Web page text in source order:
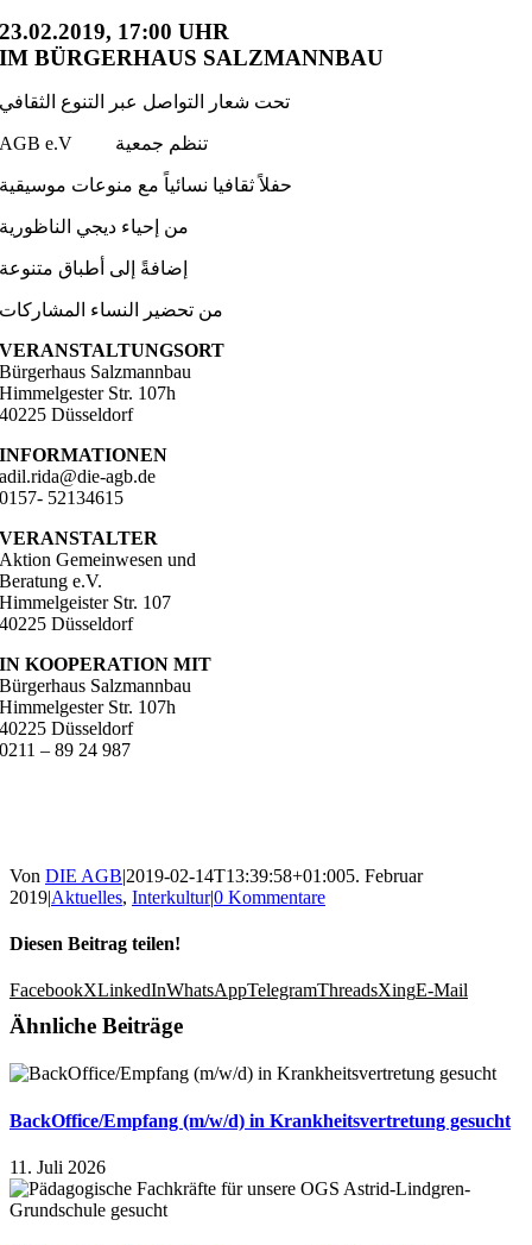
23.02.2019, 17:00 UHR
IM BÜRGERHAUS SALZMANNBAU
تحت شعار التواصل عبر التنوع الثقافي
AGB e.V تنظم جمعية
حفلاً ثقافيا نسائياً مع منوعات موسيقية
من إحياء ديجي الناظورية
إضافةً إلى أطباق متنوعة
من تحضير النساء المشاركات
VERANSTALTUNGSORT
Bürgerhaus Salzmannbau
Himmelgester Str. 107h
40225 Düsseldorf
INFORMATIONEN
adil.rida@die-agb.de
0157- 52134615
VERANSTALTER
Aktion Gemeinwesen und
Beratung e.V.
Himmelgeister Str. 107
40225 Düsseldorf
IN KOOPERATION MIT
Bürgerhaus Salzmannbau
Himmelgester Str. 107h
40225 Düsseldorf
0211 – 89 24 987
Von DIE AGB|2019-02-14T13:39:58+01:005. Februar
2019|Aktuelles, Interkultur|0 Kommentare
Diesen Beitrag teilen!
FacebookXLinkedInWhatsAppTelegramThreadsXingE-Mail
Ähnliche Beiträge
BackOffice/Empfang (m/w/d) in Krankheitsvertretung gesucht
11. Juli 2026